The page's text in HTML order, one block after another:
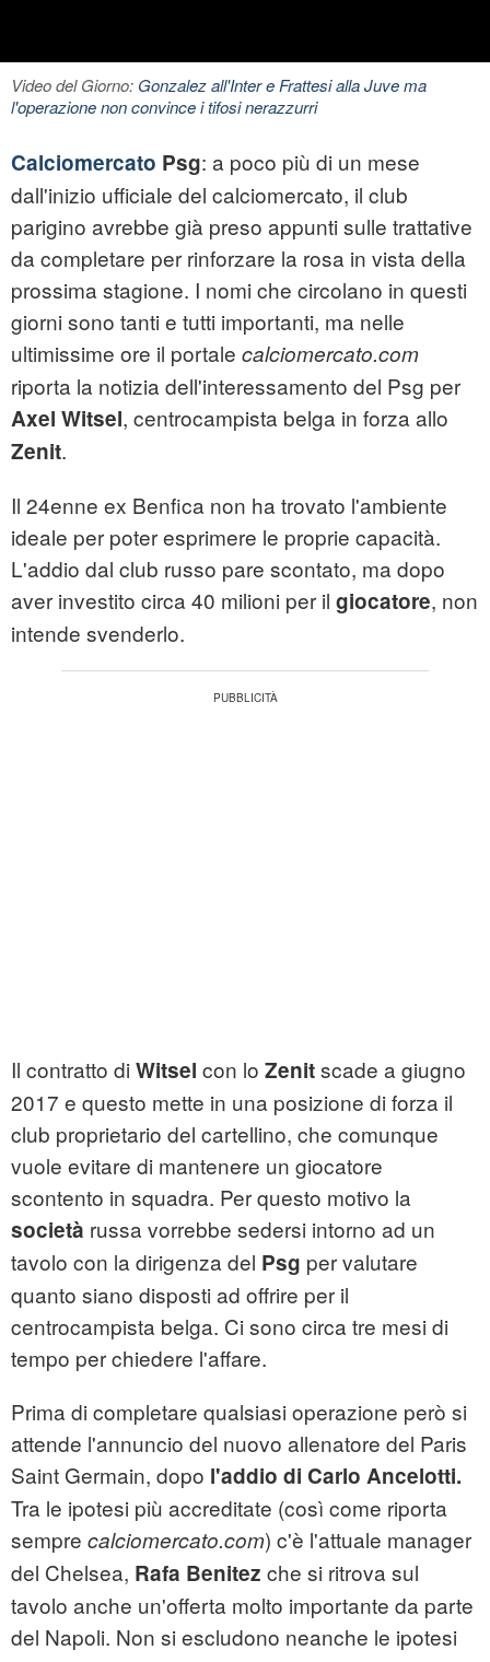
Video del Giorno: Gonzalez all'Inter e Frattesi alla Juve ma
l'operazione non convince i tifosi nerazzurri
Calciomercato Psg: a poco più di un mese
dall'inizio ufficiale del calciomercato, il club
parigino avrebbe già preso appunti sulle trattative
da completare per rinforzare la rosa in vista della
prossima stagione. I nomi che circolano in questi
giorni sono tanti e tutti importanti, ma nelle
ultimissime ore il portale calciomercato.com
riporta la notizia dell'interessamento del Psg per
Axel Witsel, centrocampista belga in forza allo
Zenit.
Il 24enne ex Benfica non ha trovato l'ambiente
ideale per poter esprimere le proprie capacità.
L'addio dal club russo pare scontato, ma dopo
aver investito circa 40 milioni per il giocatore, non
intende svenderlo.
Il contratto di Witsel con lo Zenitscade a giugno
2017 e questo mette in una posizione di forza il
club proprietario del cartellino, che comunque
vuole evitare di mantenere un giocatore
scontento in squadra. Per questo motivo la
società russa vorrebbe sedersi intorno ad un
tavolo con la dirigenza del Psg per valutare
quanto siano disposti ad offrire per il
centrocampista belga. Ci sono circa tre mesi di
tempo per chiedere l'affare.
Prima di completare qualsiasi operazione però si
attende l'annuncio del nuovo allenatore del Paris
Saint Germain, dopo l'addio di Carlo Ancelotti.
Tra le ipotesi più accreditate (così come riporta
sempre calciomercato.com) c'è l'attuale manager
del Chelsea, Rafa Benitez che si ritrova sul
tavolo anche un'offerta molto importante da parte
del Napoli. Non si escludono neanche le ipotesi